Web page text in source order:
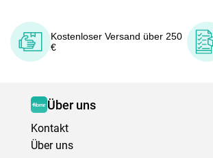
Kostenloser Versand über 250
€
Über uns
Kontakt
Über uns